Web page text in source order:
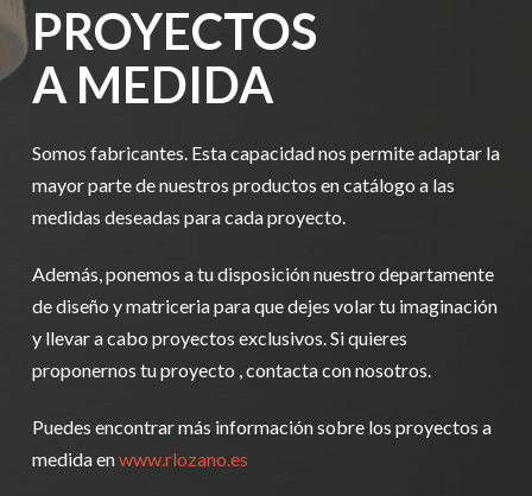
PROYECTOS
A MEDIDA
Somos fabricantes. Esta capacidad nos permite adaptar la
mayor parte de nuestros productos en catálogo a las
medidas deseadas para cada proyecto.
Además, ponemos a tu disposición nuestro departamente
de diseño y matriceria para que dejes volar tu imaginación
y llevar a cabo proyectos exclusivos. Si quieres
proponernos tu proyecto , contacta con nosotros.
Puedes encontrar más información sobre los proyectos a
medida enwww.rlozano.es